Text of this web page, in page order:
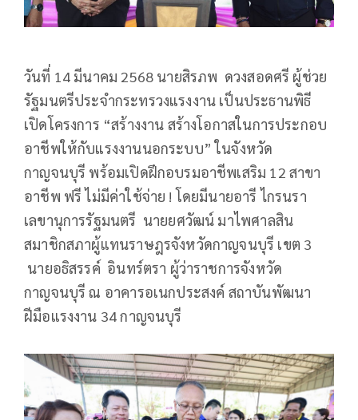
วันที่ 14 มีนาคม 2568 นายสิรภพ ดวงสอดศรี ผู้ช่วย
รัฐมนตรีประจำกระทรวงแรงงาน เป็นประธานพิธี
เปิดโครงการ “สร้างงาน สร้างโอกาสในการประกอบ
อาชีพให้กับแรงงานนอกระบบ” ในจังหวัด
กาญจนบุรี พร้อมเปิดฝึกอบรมอาชีพเสริม 12 สาขา
อาชีพ ฟรี ไม่มีค่าใช้จ่าย ! โดยมีนายอารี ไกรนรา
เลขานุการรัฐมนตรี นายยศวัฒน์ มาไพศาลสิน
สมาชิกสภาผู้แทนราษฎรจังหวัดกาญจนบุรี เขต 3
นายอธิสรรค์ อินทร์ตรา ผู้ว่าราชการจังหวัด
กาญจนบุรี ณ อาคารอเนกประสงค์ สถาบันพัฒนา
ฝีมือแรงงาน 34 กาญจนบุรี